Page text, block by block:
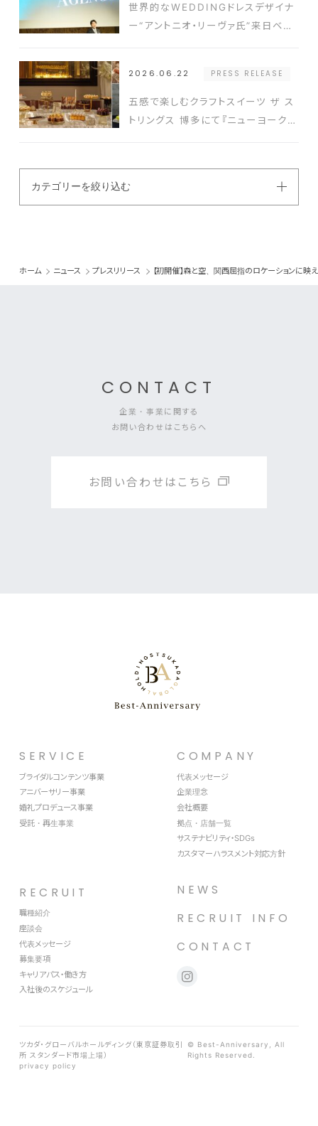
世界的なWEDDINGドレスデザイナ
ー“アントニオ・リーヴァ氏”来日ベス
ォーム発表
2026.06.22 PRESS RELEASE
五感で楽しむクラフトスイーツ ザ ス
トリングス 博多にて『ニューヨークス
カテゴリーを絞り込む
ホーム ニュース プレスリリース 【初開催】森と空、関西屈指のロケーションに
CONTACT
企業・事業に関する
お問い合わせはこちらへ
お問い合わせはこちら
SERVICE
ブライダルコンテンツ事業
アニバーサリー事業
婚礼プロデュース事業
受託・再生事業
COMPANY
代表メッセージ
企業理念
会社概要
拠点・店舗一覧
サステナビリティ・SDGs
カスタマーハラスメント対応方針
RECRUIT
職種紹介
座談会
代表メッセージ
募集要項
キャリアパス・働き方
入社後のスケジュール
NEWS
RECRUIT INFO
CONTACT
ツカダ・グローバルホールディング（東京証券取引
所 スタンダード市場上場）
privacy policy
© Best-Anniversary, All
Rights Reserved.